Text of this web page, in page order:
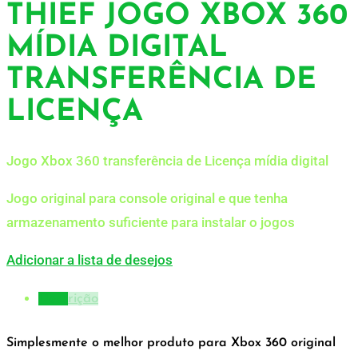
THIEF JOGO XBOX 360
MÍDIA DIGITAL
TRANSFERÊNCIA DE
LICENÇA
Jogo Xbox 360 transferência de Licença mídia digital
Jogo original para console original e que tenha
armazenamento suficiente para instalar o jogos
Adicionar a lista de desejos
Descrição
Simplesmente o melhor produto para Xbox 360 original